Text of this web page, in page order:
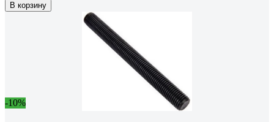
В корзину
-10%